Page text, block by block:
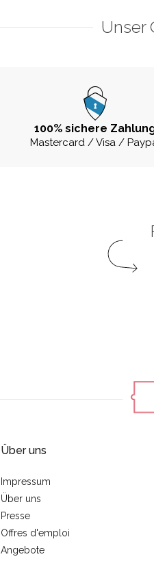
Unser
100% sichere
Mastercard / Visa /
Über uns
Impressum
Über uns
Presse
Offres d'emploi
Angebote